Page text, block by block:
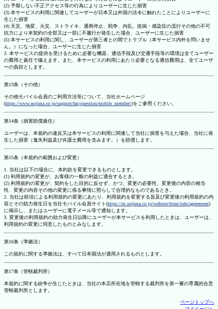
(2) 予期しない不正アクセス等の行為によりユーザーに生じた損害
(3) 本サービスの利用に関連してユーザーが日本又は外国の法令に触れたことによりユーザーに
生じた損害
(4) 天災、地変、火災、ストライキ、通商停止、戦争、内乱、疫病・感染症の流行その他の不可
抗力により本契約の全部又は一部に不履行が発生した場合、ユーザーに生じた損害
(5) 本サービスの利用に関し、ユーザーが第三者との間でトラブル（本サービス内外を問いませ
ん。）になった場合、ユーザーに生じた損害
3. 本サービスの提供を受けるために必要な機器、通信手段及び交通手段等の環境は全てユーザー
の費用と責任で備えます。また、本サービスの利用にあたり必要となる通信費用は、全てユーザ
ーの負担とします。
第13条（その他）
その他モバイル会員のご利用方法等について、当社ホームページ
(https://www.nojima.co.jp/support/faq/question/mobile_member/)をご参照ください。
第14条（損害賠償責任）
ユーザーは、本規約の違反又は本サービスの利用に関連して当社に損害を与えた場合、当社に発
生した損害（逸失利益及び弁護士費用を含みます。）を賠償します。
第15条（本規約の範囲および変更）
1. 当社は以下の場合に、本約款を変更できるものとします。
(1) 利用規約の変更が、お客様の一般の利益に適合するとき。
(2) 利用規約の変更が、契約をした目的に反せず、かつ、変更の必要性、変更後の内容の相当
性、変更の内容その他の変更に係る事情に照らして合理的なものであるとき。
2. 当社は前項による利用規約の変更にあたり、利用規約を変更する旨及び変更後の利用規約の内
容とその効力発生日を当社モバイル会員サイト(https://m.nojima.co.jp/website/front/info/agreement)
に掲示し、またはユーザーに電子メール等で通知します。
3. 変更後の利用規約の効力発生日以降にユーザーが本サービスを利用したときは、ユーザーは、
利用規約の変更に同意したものとみなします。
第16条（準拠法）
この規約に関する準拠法は、すべて日本国法が適用されるものとします。
第17条（管轄裁判所）
本規約に関する紛争が生じたときは、当社の本店所在地を管轄する裁判所を第一審の専属的合意
管轄裁判所とします。
ページトップへ